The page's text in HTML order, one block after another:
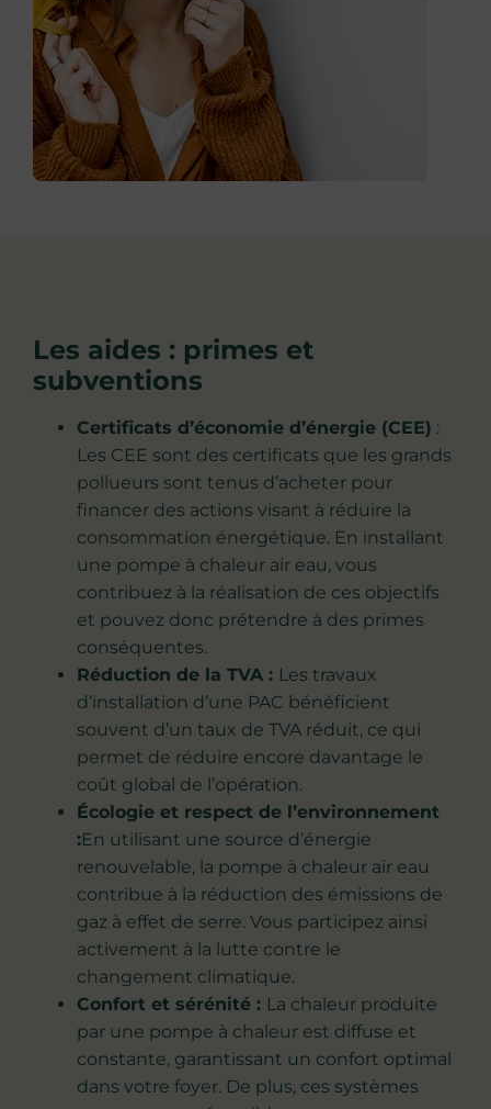
Les aides : primes et
subventions
Certificats d’économie d’énergie (CEE) :
Les CEE sont des certificats que les grands
pollueurs sont tenus d’acheter pour
financer des actions visant à réduire la
consommation énergétique. En installant
une pompe à chaleur air eau, vous
contribuez à la réalisation de ces objectifs
et pouvez donc prétendre à des primes
conséquentes.
Réduction de la TVA : Les travaux
d’installation d’une PAC bénéficient
souvent d’un taux de TVA réduit, ce qui
permet de réduire encore davantage le
coût global de l’opération.
Écologie et respect de l’environnement
:En utilisant une source d’énergie
renouvelable, la pompe à chaleur air eau
contribue à la réduction des émissions de
gaz à effet de serre. Vous participez ainsi
activement à la lutte contre le
changement climatique.
Confort et sérénité : La chaleur produite
par une pompe à chaleur est diffuse et
constante, garantissant un confort optimal
dans votre foyer. De plus, ces systèmes